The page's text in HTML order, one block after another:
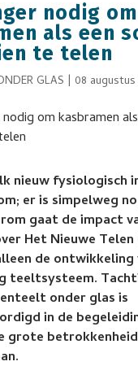
nodig om
als een
te telen
GLAS | 08
nieuw fysiologisch
er is simpelweg
gaat de impact
Het Nieuwe Telen
de ontwikkeling
teeltsysteem.
onder glas is
in de
grote